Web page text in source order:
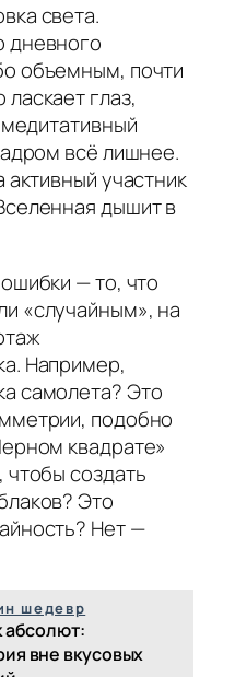
света.
дневного
объемным, почти
глаз,
всё лишнее.
участник
дышит в
— то, что
«случайным», на
Например,
самолета? Это
подобно
квадрате»
создать
Это
Нет —
шедевр
абсолют:
вне вкусовых